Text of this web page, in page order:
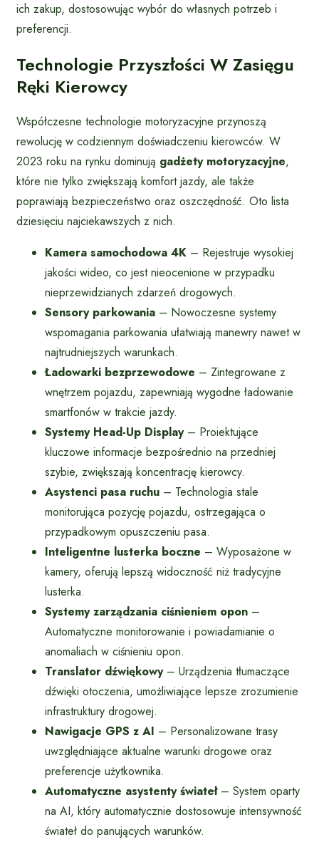
ich zakup, dostosowując wybór do własnych potrzeb i
preferencji.
Technologie Przyszłości W Zasięgu
Ręki Kierowcy
Współczesne technologie motoryzacyjne przynoszą
rewolucję w codziennym doświadczeniu kierowców. W
2023 roku na rynku dominują gadżety motoryzacyjne,
które nie tylko zwiększają komfort jazdy, ale także
poprawiają bezpieczeństwo oraz oszczędność. Oto lista
dziesięciu najciekawszych z nich.
Kamera samochodowa 4K – Rejestruje wysokiej
jakości wideo, co jest nieocenione w przypadku
nieprzewidzianych zdarzeń drogowych.
Sensory parkowania – Nowoczesne systemy
wspomagania parkowania ułatwiają manewry nawet w
najtrudniejszych warunkach.
Ładowarki bezprzewodowe – Zintegrowane z
wnętrzem pojazdu, zapewniają wygodne ładowanie
smartfonów w trakcie jazdy.
Systemy Head-Up Display– Proiektujące
kluczowe informacje bezpośrednio na przedniej
szybie, zwiększają koncentrację kierowcy.
Asystenci pasa ruchu – Technologia stale
monitorująca pozycję pojazdu, ostrzegająca o
przypadkowym opuszczeniu pasa.
Inteligentne lusterka boczne – Wyposażone w
kamery, oferują lepszą widoczność niż tradycyjne
lusterka.
Systemy zarządzania ciśnieniem opon –
Automatyczne monitorowanie i powiadamianie o
anomaliach w ciśnieniu opon.
Translator dźwiękowy– Urządzenia tłumaczące
dźwięki otoczenia, umożliwiające lepsze zrozumienie
infrastruktury drogowej.
Nawigacje GPS z AI – Personalizowane trasy
uwzględniające aktualne warunki drogowe oraz
preferencje użytkownika.
Automatyczne asystenty świateł– System oparty
na AI, który automatycznie dostosowuje intensywność
świateł do panujących warunków.